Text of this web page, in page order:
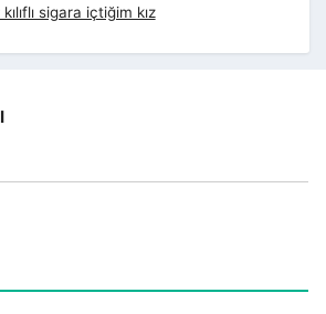
sigara içtiğim kız